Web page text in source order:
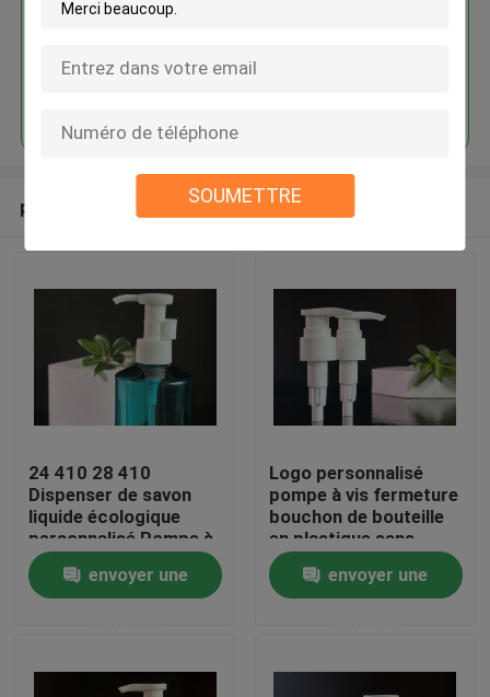
SOUMETTRE
À la maison
produits recommandés
24 410 28 410
Dispenser de savon
liquide écologique
personnalisé Pompe à
bouteille en plastique
Pp Pompe à lotion en
plastique pour le
envoyer une
Logo personnalisé
pompe à vis fermeture
bouchon de bouteille
en plastique sans
couture
envoyer une